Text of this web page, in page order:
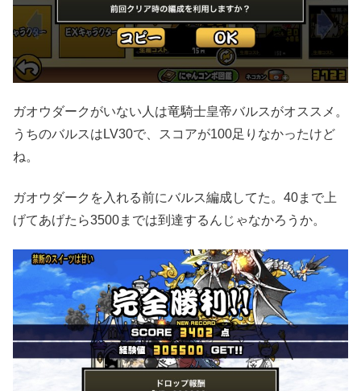
ガオウダークがいない人は竜騎士皇帝バルスがオススメ。
うちのバルスはLV30で、スコアが100足りなかったけど
ね。
ガオウダークを入れる前にバルス編成してた。40まで上
げてあげたら3500までは到達するんじゃなかろうか。